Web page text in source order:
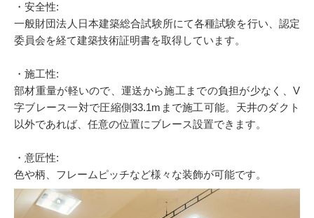
・安全性:
一般財団法人日本建築総合試験所にて各種試験を行い、認定
委員会を経て建築技術証明書を取得しています。
・施工性:
部材重量が軽いので、運送から施工までの負担が少なく、V
字ブレース一対で圧縮側33.1mまで施工可能。天井のダクト
以外であれば、任意の位置にブレース設置できます。
・意匠性:
色や柄、フレームピッチなど様々な装飾が可能です。